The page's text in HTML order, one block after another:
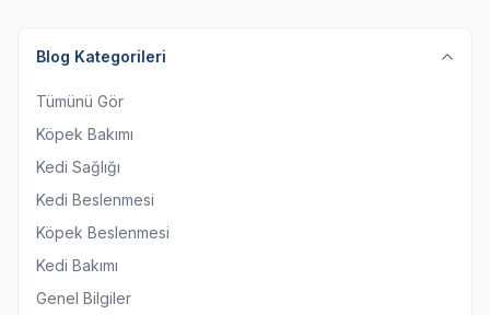
Blog Kategorileri
Tümünü Gör
Köpek Bakımı
Kedi Sağlığı
Kedi Beslenmesi
Köpek Beslenmesi
Kedi Bakımı
Genel Bilgiler